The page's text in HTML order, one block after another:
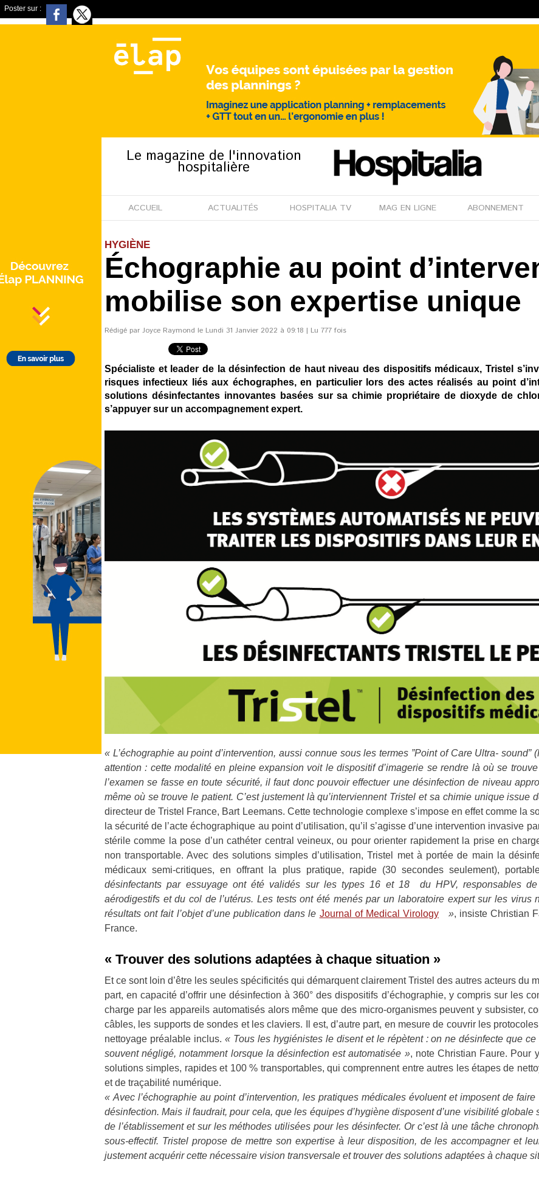
Poster sur :
Le magazine de l'innovation
hospitalière
ACCUEIL ACTUALITÉS HOSPITALIA TV MAG EN LIGNE ABONNEMENT
HYGIÈNE
Échographie au point
mobilise son expertise unique
Rédigé par Joyce Raymond le Lundi 31 Janvier 2022 à 09:18 | Lu 777 fois
Spécialiste et leader de la désinfection de haut niveau des dispositifs médicaux, Tristel
risques infectieux liés aux échographes, en particulier lors des actes réalisés au point
solutions désinfectantes innovantes basées sur sa chimie propriétaire de dioxyde de
s’appuyer sur un accompagnement expert.
« L’échographie au point d’intervention, aussi connue sous les termes ”Point of Care Ultra- sound”
attention : cette modalité en pleine expansion voit le dispositif d’imagerie se rendre là où se
l’examen se fasse en toute sécurité, il faut donc pouvoir effectuer une désinfection de niveau
même où se trouve le patient. C’est justement là qu’interviennent Tristel et sa chimie unique issue
directeur de Tristel France, Bart Leemans. Cette technologie complexe s’impose en effet comme la
la sécurité de l’acte échographique au point d’utilisation, qu’il s’agisse d’une intervention invasive
stérile comme la pose d’un cathéter central veineux, ou pour orienter rapidement la prise en
non transportable. Avec des solutions simples d’utilisation, Tristel met à portée de main la
médicaux semi-critiques, en offrant la plus pratique, rapide (30 secondes seulement),
désinfectants par essuyage ont été validés sur les types 16 et 18 du HPV, responsables
aérodigestifs et du col de l’utérus. Les tests ont été menés par un laboratoire expert sur les virus
résultats ont fait l’objet d’une publication dans le Journal of Medical Virology », insiste Christian
France.
« Trouver des solutions adaptées à chaque situation »
Et ce sont loin d’être les seules spécificités qui démarquent clairement Tristel des autres acteurs du
part, en capacité d’offrir une désinfection à 360° des dispositifs d’échographie, y compris sur les
charge par les appareils automatisés alors même que des micro-organismes peuvent y subsister,
câbles, les supports de sondes et les claviers. Il est, d’autre part, en mesure de couvrir les
nettoyage préalable inclus. « Tous les hygiénistes le disent et le répètent : on ne désinfecte que
souvent négligé, notamment lorsque la désinfection est automatisée », note Christian Faure. Pour
solutions simples, rapides et 100 % transportables, qui comprennent entre autres les étapes de
et de traçabilité numérique.
« Avec l’échographie au point d’intervention, les pratiques médicales évoluent et imposent de
désinfection. Mais il faudrait, pour cela, que les équipes d’hygiène disposent d’une visibilité
de l’établissement et sur les méthodes utilisées pour les désinfecter. Or c’est là une tâche
sous-effectif. Tristel propose de mettre son expertise à leur disposition, de les accompagner et
justement acquérir cette nécessaire vision transversale et trouver des solutions adaptées à chaque